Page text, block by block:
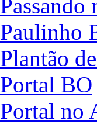
Passando
Paulinho
Plantão
Portal BO
Portal no